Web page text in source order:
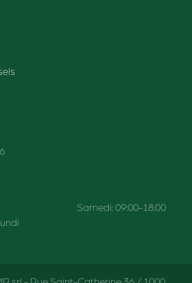
Samedi: 09:00-18:00